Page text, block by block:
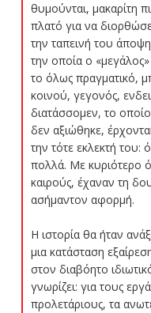
θυμούνται, μακαρίτη
πλατό για να
την ταπεινή του
την οποία ο
το όλως πραγματικό,
κοινού, γεγονός,
διατάσσομεν, το
δεν αξιώθηκε,
την τότε εκλεκτή του:
πολλά. Με κυριότερο
καιρούς, έχαναν τη
ασήμαντον αφορμή.
Η ιστορία θα ήταν
μια κατάσταση
στον διαβόητο
γνωρίζει: για τους
προλετάριους, τα